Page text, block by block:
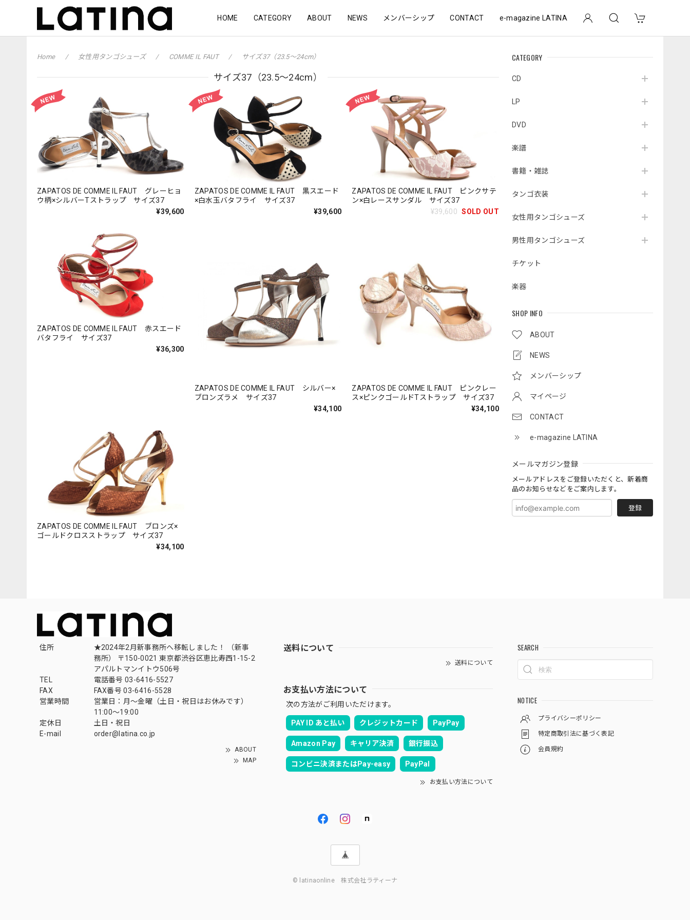
HOME CATEGORY ABOUT NEWS メンバーシップ CONTACT e-magazine LATINA
CATEGORY
CD
LP
DVD
楽譜
書籍・雑誌
タンゴ衣装
女性用タンゴシューズ
男性用タンゴシューズ
チケット
楽器
SHOP INFO
ABOUT
NEWS
メンバーシップ
マイページ
CONTACT
e-magazine LATINA
メールマガジン登録
メールアドレスをご登録いただくと、新着商
品のお知らせなどをご案内します。
登録
Home 女性用タンゴシューズ COMME IL FAUT サイズ37（23.5〜24cm）
サイズ37（23.5〜24cm）
ZAPATOS DE COMME IL FAUT グレーヒョ
ウ柄×シルバーTストラップ サイズ37
¥39,600
ZAPATOS DE COMME IL FAUT 黒スエード
×白水玉バタフライ サイズ37
¥39,600
ZAPATOS DE COMME IL FAUT ピンクサテ
ン×白レースサンダル サイズ37
¥39,600 SOLD OUT
ZAPATOS DE COMME IL FAUT 赤スエード
バタフライ サイズ37
¥36,300
ZAPATOS DE COMME IL FAUT シルバー×
ブロンズラメ サイズ37
¥34,100
ZAPATOS DE COMME IL FAUT ピンクレー
ス×ピンクゴールドTストラップ サイズ37
¥34,100
ZAPATOS DE COMME IL FAUT ブロンズ×
ゴールドクロスストラップ サイズ37
¥34,100
住所
★2024年2月新事務所へ移転しました！ （新事
務所） 〒150-0021 東京都渋谷区恵比寿西1-15-2
アパルトマンイトウ506号
TEL
電話番号 03-6416-5527
FAX
FAX番号 03-6416-5528
営業時間
営業日：月〜金曜（土日・祝日はお休みです）
11:00〜19:00
定休日
土日・祝日
E-mail
order@latina.co.jp
ABOUT
MAP
送料について
送料について
お支払い方法について
次の方法がご利用いただけます。
PAY ID あと払い クレジットカード PayPay
Amazon Pay キャリア決済 銀行振込
コンビニ決済またはPay-easy PayPal
お支払い方法について
SEARCH
NOTICE
プライバシーポリシー
特定商取引法に基づく表記
会員規約
© latinaonline 株式会社ラティーナ